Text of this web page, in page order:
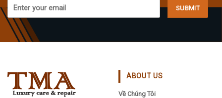
ABOUT US
Về Chúng Tôi